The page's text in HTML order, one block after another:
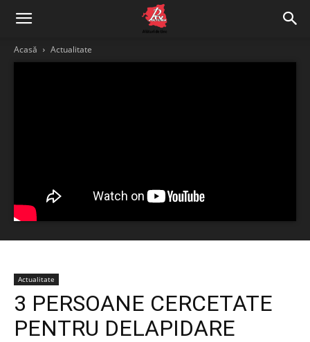
Acasă Actualitate
Actualitate
3 PERSOANE CERCETATE
PENTRU DELAPIDARE